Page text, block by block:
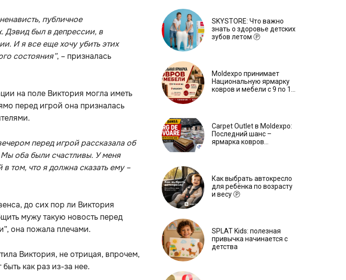
публичное
Дэвид был в депрессии, в
И я все еще хочу убить этих
состояния”, – призналась
на поле Виктория могла иметь
перед игрой она призналась
перед игрой рассказала об
оба были счастливы. У меня
том, что я должна сказать ему –
до сих пор ли Виктория
мужу такую новость перед
она пожала плечами.
Виктория, не отрицая, впрочем,
как раз из-за нее.
SKYSTORE: Что важно
знать о здоровье детских
зубов летом Ⓟ
Moldexpo принимает
Национальную ярмарку
ковров и мебели с 9 по 14
Carpet Outlet в Moldexpo:
Последний шанс –
ярмарка ковров
Как выбрать автокресло
для ребёнка по возрасту
и весу Ⓟ
SPLAT Kids: полезная
привычка начинается с
детства